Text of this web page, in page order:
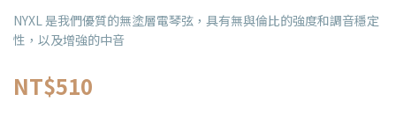
NYXL 是我們優質的無塗層電琴弦，具有無與倫比的強度和調音穩定
性，以及增強的中音
NT$510